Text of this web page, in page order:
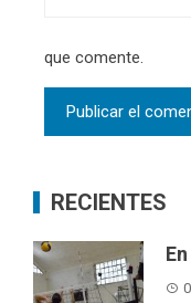
que comente.
RECIENTES